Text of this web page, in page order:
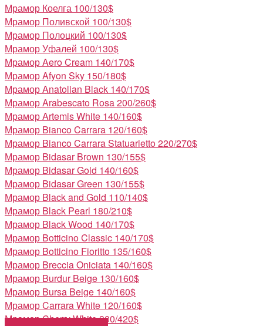
Мрамор Коелга 100/130$
Мрамор Поливской 100/130$
Мрамор Полоцкий 100/130$
Мрамор Уфалей 100/130$
Мрамор Aero Cream 140/170$
Мрамор Afyon Sky 150/180$
Мрамор Anatolian Black 140/170$
Мрамор Arabescato Rosa200/260$
Мрамор Artemis White 140/160$
Мрамор Bianco Carrara 120/160$
Мрамор Bianco Carrara Statuarietto220/270$
Мрамор Bidasar Brown 130/155$
Мрамор Bidasar Gold 140/160$
Мрамор Bidasar Green 130/155$
Мрамор Black and Gold 110/140$
Мрамор Black Pearl 180/210$
Мрамор Black Wood 140/170$
Мрамор Botticino Classic 140/170$
Мрамор Botticino Fioritto 135/160$
Мрамор Breccia Oniciata 140/160$
Мрамор Burdur Beige 130/160$
Мрамор Bursa Beige 140/160$
Мрамор Carrara White 120/160$
Мрамор Cherry White300/420$